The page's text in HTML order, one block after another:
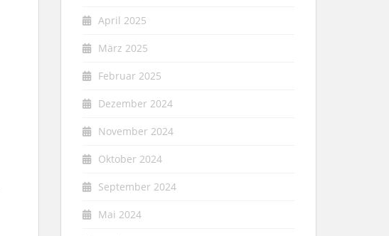
April 2025
März 2025
Februar 2025
Dezember 2024
November 2024
Oktober 2024
September 2024
Mai 2024